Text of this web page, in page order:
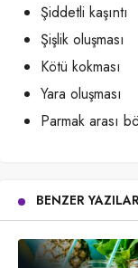
Şiddetli kaşıntı
Şişlik oluşması
Kötü kokması
Yara oluşması
Parmak arası
BENZER